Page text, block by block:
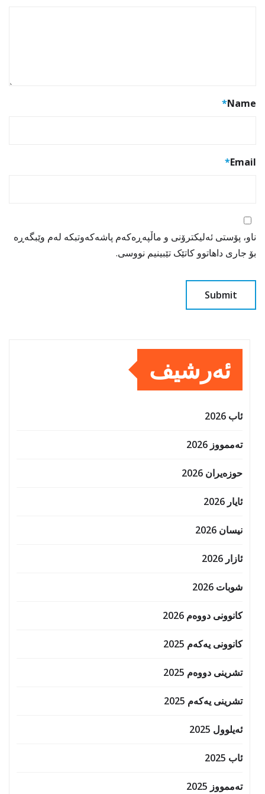
Name
*
Email
*
ناو، پۆستی ئەلیکترۆنی و ماڵپەڕەکەم پاشەکەوتبکە لەم وێبگەڕە
بۆ جاری داهاتوو کاتێک تێبینیم نووسی.
ئەرشیف
ئاب 2026
تەممووز 2026
حوزه‌یران 2026
ئایار 2026
نیسان 2026
ئازار 2026
شوبات 2026
کانوونی دووەم 2026
کانوونی یەکەم 2025
تشرینی دووەم 2025
تشرینی یەکەم 2025
ئەیلوول 2025
ئاب 2025
تەممووز 2025